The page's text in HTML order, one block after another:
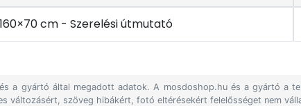
cm - Szerelési útmutató
a gyártó által megadott adatok. A mosdoshop.hu és a gyártó a
változásért, szöveg hibákért, fotó eltérésekért felelősséget nem